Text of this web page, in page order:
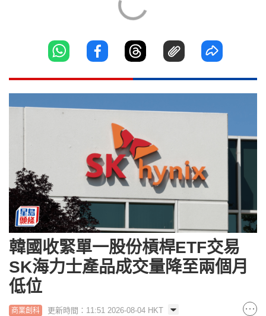
韓國收緊單一股份槓桿ETF交易
SK海力士產品成交量降至兩個月
低位
商業創科 更新時間：11:51 2026-08-04 HKT